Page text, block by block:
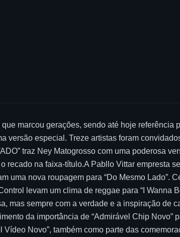
marcou gerações, sendo até hoje referência
versão especial. Treze artistas foram
traz Ney Matogrosso com uma poderosa
recado na faixa-título.A Pabllo Vittar empresta
uma nova roupagem para “Do Mesmo Lado”.
levam um clima de reggae para “I Wanna
mas sempre com a verdade e a inspiração de
da importância de “Admirável Chip
Vídeo Novo”, também como parte das